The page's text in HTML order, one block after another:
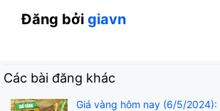
Đăng bởi giavn
Các bài đăng khác
Giá vàng hôm nay (6/5/